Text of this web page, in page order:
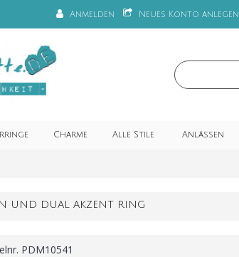
Anmelden Neues Konto anlegen
Charme Alle Stile Anlässen
UND DUAL AKZENT RING
PDM10541